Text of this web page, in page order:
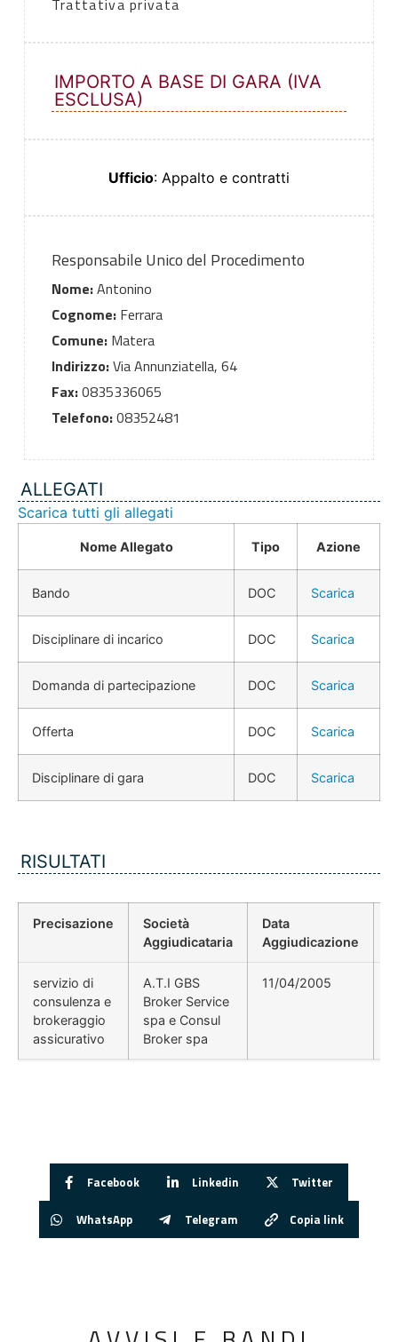
Trattativa privata
IMPORTO A BASE DI GARA (IVA
ESCLUSA)
Ufficio: Appalto e contratti
Responsabile Unico del Procedimento
Nome:Antonino
Cognome:Ferrara
Comune:Matera
Indirizzo:Via Annunziatella, 64
Fax:0835336065
Telefono:08352481
ALLEGATI
Scarica tutti gli allegati
Nome Allegato Tipo Azione
Bando DOC Scarica
Disciplinare di incarico DOC Scarica
Domanda di partecipazione DOC Scarica
Offerta DOC Scarica
Disciplinare di gara DOC Scarica
RISULTATI
Precisazione
Società
Aggiudicataria
Data
Aggiudicazione
servizio di
consulenza e
brokeraggio
assicurativo
A.T.I GBS
Broker Service
spa e Consul
Broker spa
11/04/2005
Facebook Linkedin Twitter
WhatsApp Telegram Copia link